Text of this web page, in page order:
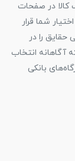
کالا در صفحات
شما قرار
را در
آگاهانه انتخاب
بانکی